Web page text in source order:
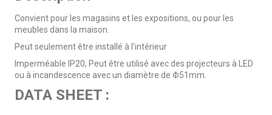
Convient pour les magasins et les expositions, ou pour les
meubles dans la maison.
Peut seulement être installé à l'intérieur
Imperméable IP20, Peut être utilisé avec des projecteurs à LED
ou à incandescence avec un diamètre de Φ51mm.
DATA SHEET :